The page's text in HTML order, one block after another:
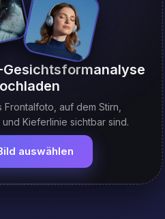
Gesichtsformanalyse
auf dem Stirn,
Kieferlinie sichtbar sind.
auswählen